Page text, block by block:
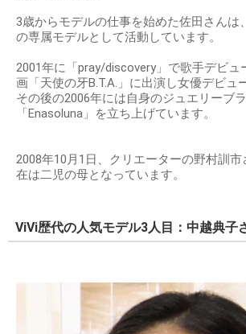
3歳からモデルの仕事を始めた佐田さんは
の専属モデルとして活動しています。
2001年に「pray/discovery」で歌手デビュ
画「天使の牙B.T.A.」に出演し女優デビュ
その後の2006年には自身のジュエリーブ
「Enasoluna」を立ち上げています。
2008年10月1日、クリエーターの野村訓
在は二児の母となっています。
ViVi歴代の人気モデル3人目：中越典子